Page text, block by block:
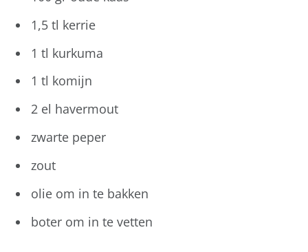
1,5 tl kerrie
1 tl kurkuma
1 tl komijn
2 el havermout
zwarte peper
zout
olie om in te bakken
boter om in te vetten